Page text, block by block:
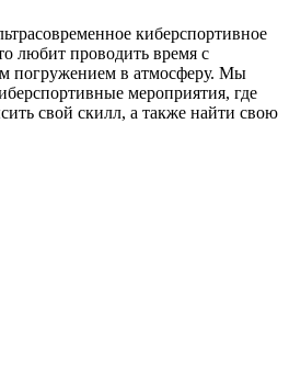
киберспортивное
любит проводить время с
погружением в атмосферу. Мы
мероприятия, где
свой скилл, а также найти свою